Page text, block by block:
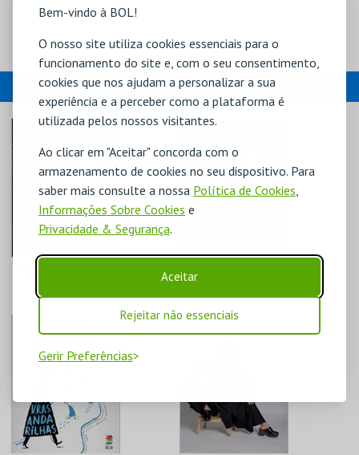
Bem-vindo à BOL!
O nosso site utiliza cookies essenciais para o
funcionamento do site e, com o seu consentimento,
cookies que nos ajudam a personalizar a sua
experiência e a perceber como a plataforma é
utilizada pelos nossos visitantes.
Ao clicar em "Aceitar" concorda com o
armazenamento de cookies no seu dispositivo. Para
saber mais consulte a nossa Política de Cookies
Informações Sobre Cookies e
Privacidade & Segurança.
Aceitar
Rejeitar não essenciais
Gerir Preferências
EVENTOS
COMPRAR
JOSÉ PEIXOTO
C. UNESCO DE BEJA
COMPRAR